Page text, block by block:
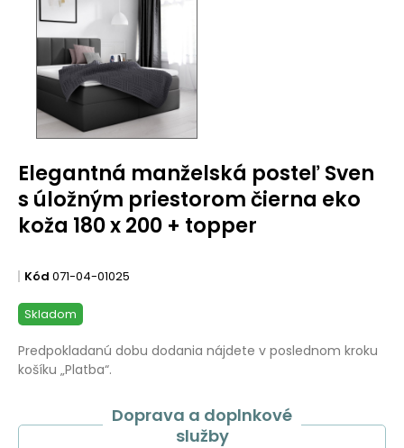
Elegantná manželská posteľ Sven
s úložným priestorom čierna eko
koža 180 x 200 + topper
Kód 071-04-01025
Skladom
Predpokladanú dobu dodania nájdete v poslednom kroku
košíku „Platba“.
Doprava a doplnkové
služby